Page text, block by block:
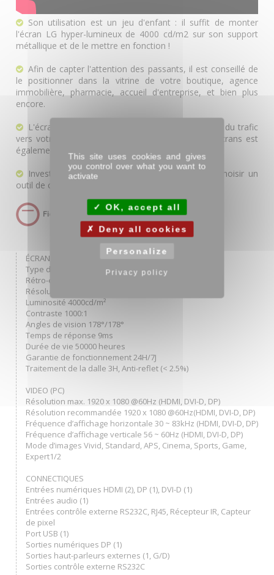
Son utilisation est un jeu d'enfant : il suffit de monter
l'écran LG hyper-lumineux de 4000 cd/m2 sur son support
métallique et de le mettre en fonction !
Afin de capter l'attention des passants, il est conseillé de
le positionner dans la vitrine de votre boutique, agence
immobilière, pharmacie, accueil d'entreprise, et bien plus
encore.
L'écran vitrine est un outil précieux pour générer du trafic
vers votre commerce. La gestion à distance des écrans est
également une option disponible.
Investir dans l'écran vitrine 55" Nevada, c'est choisir un
outil de communication efficace, robuste et durable.
ÉCRAN 55" (139 cm) 16/9
Type de dalle IPS - M+
Rétro-éclairage LED
Résolution 1920x1080
Luminosité 4000cd/m²
Contraste 1000:1
Angles de vision 178°/178°
Temps de réponse 9ms
Durée de vie 50000 heures
Garantie de fonctionnement 24H/7J
Traitement de la dalle 3H, Anti-reflet (< 2.5%)
VIDEO (PC)
Résolution max. 1920 x 1080 @60Hz (HDMI, DVI-D, DP)
Résolution recommandée 1920 x 1080 @60Hz(HDMI, DVI-D, DP)
Fréquence d’affichage horizontale 30 ~ 83kHz (HDMI, DVI-D, DP)
Fréquence d’affichage verticale 56 ~ 60Hz (HDMI, DVI-D, DP)
Mode d’images Vivid, Standard, APS, Cinema, Sports, Game,
Expert1/2
CONNECTIQUES
Entrées numériques HDMI (2), DP (1), DVI-D (1)
Entrées audio (1)
Entrées contrôle externe RS232C, RJ45, Récepteur IR, Capteur
de pixel
Port USB (1)
Sorties numériques DP (1)
Sorties haut-parleurs externes (1, G/D)
Sorties contrôle externe RS232C
This site uses cookies and gives
you control over what you want to
activate
OK, accept all
Deny all cookies
Personalize
Privacy policy